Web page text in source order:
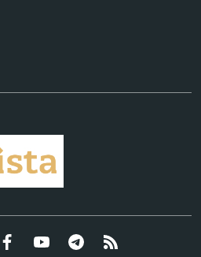
Facebook YouTube Telegram